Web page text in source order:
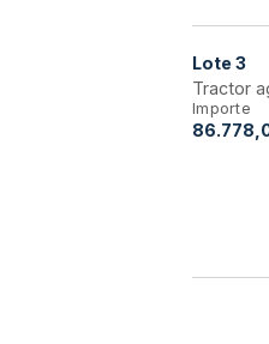
Lote3
Tractor
Importe